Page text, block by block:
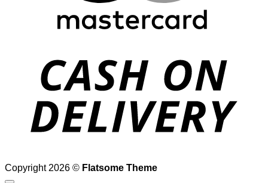
Copyright 2026 © Flatsome Theme